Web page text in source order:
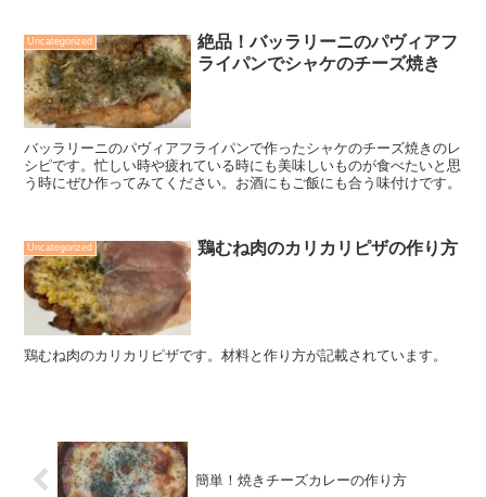
Uncategorized
絶品！バッラリーニのパヴィアフ
ライパンでシャケのチーズ焼き
バッラリーニのパヴィアフライパンで作ったシャケのチーズ焼きのレ
シピです。忙しい時や疲れている時にも美味しいものが食べたいと思
う時にぜひ作ってみてください。お酒にもご飯にも合う味付けです。
Uncategorized 鶏むね肉のカリカリピザの作り方
鶏むね肉のカリカリピザです。材料と作り方が記載されています。
簡単！焼きチーズカレーの作り方